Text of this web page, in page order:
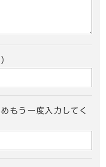
もう一度入力してく